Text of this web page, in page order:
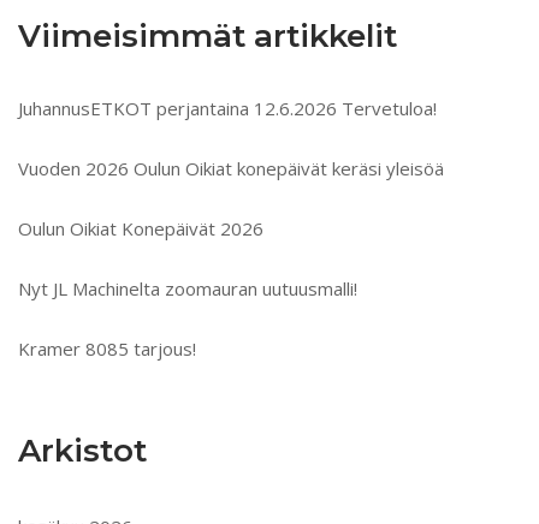
Viimeisimmät artikkelit
JuhannusETKOT perjantaina 12.6.2026 Tervetuloa!
Vuoden 2026 Oulun Oikiat konepäivät keräsi yleisöä
Oulun Oikiat Konepäivät 2026
Nyt JL Machinelta zoomauran uutuusmalli!
Kramer 8085 tarjous!
Arkistot